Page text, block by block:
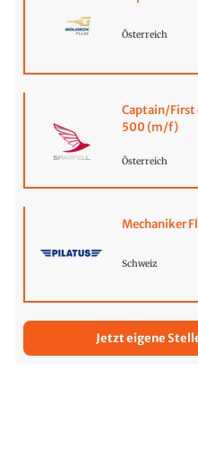
Österreich
Captain/First
500 (m/f)
Österreich
Mechaniker
Schweiz
Jetzt eigene